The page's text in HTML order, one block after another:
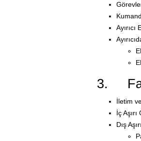
3.
İletim
İç
Dış